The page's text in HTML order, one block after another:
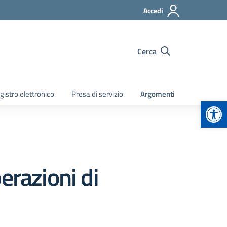
Accedi
Cerca
elettronico Presa di servizio Argomenti
di